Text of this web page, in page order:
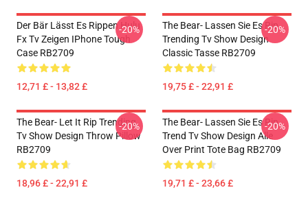
Der Bär Lässt Es Rippen Hulu
Fx Tv Zeigen IPhone Tough
Case RB2709
12,71 £ - 13,82 £
-20%
The Bear- Lassen Sie Es Rip
Trending Tv Show Design
Classic Tasse RB2709
19,75 £ - 22,91 £
-20%
The Bear- Let It Rip Trending
Tv Show Design Throw Pillow
RB2709
18,96 £ - 22,91 £
-20%
The Bear- Lassen Sie Es Rip
Trend Tv Show Design Alle
Over Print Tote Bag RB2709
19,71 £ - 23,66 £
-20%